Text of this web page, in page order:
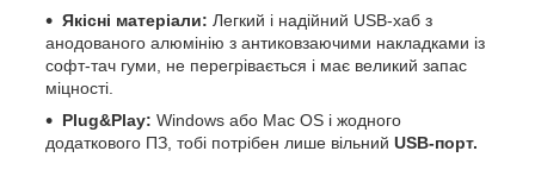
Якісні матеріали: Легкий і надійний USB-хаб з
анодованого алюмінію з антиковзаючими накладками із
софт-тач гуми, не перегрівається і має великий запас
міцності.
Plug&Play: Windows або Mac OS і жодного
додаткового ПЗ, тобі потрібен лише вільний USB-порт.